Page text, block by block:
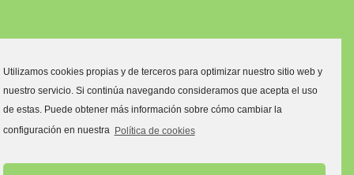
Municipal de Cultura, Educación y
Universidad del Ayuntamiento de Gijón /
Xixón..
Las 3 aulas
Utilizamos cookies propias y de terceros para optimizar nuestro sitio web y
nuestro servicio. Si continúa navegando consideramos que acepta el uso
de estas. Puede obtener más información sobre cómo cambiar la
configuración en nuestra Política de cookies